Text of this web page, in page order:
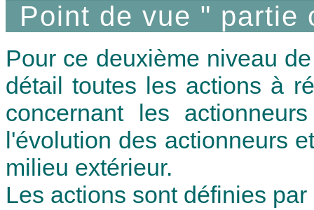
Point de vue " partie
Pour ce deuxième niveau
détail toutes les actions à
concernant les
l'évolution des actionneurs
milieu extérieur.
Les actions sont définies